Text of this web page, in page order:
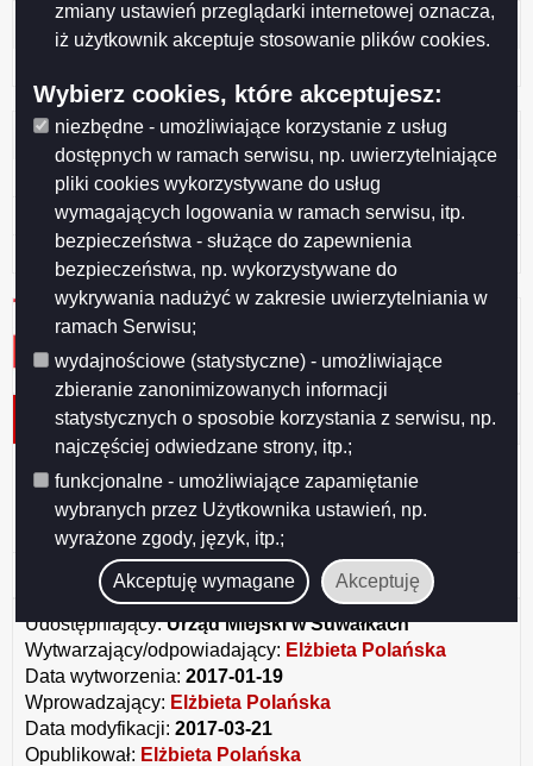
zmiany ustawień przeglądarki internetowej oznacza,
iż użytkownik akceptuje stosowanie plików cookies.
Wybierz cookies, które akceptujesz:
niezbędne - umożliwiające korzystanie z usług
dostępnych w ramach serwisu, np. uwierzytelniające
pliki cookies wykorzystywane do usług
wymagających logowania w ramach serwisu, itp.
bezpieczeństwa - służące do zapewnienia
bezpieczeństwa, np. wykorzystywane do
wykrywania nadużyć w zakresie uwierzytelniania w
ramach Serwisu;
wydajnościowe (statystyczne) - umożliwiające
zbieranie zanonimizowanych informacji
statystycznych o sposobie korzystania z serwisu, np.
najczęściej odwiedzane strony, itp.;
funkcjonalne - umożliwiające zapamiętanie
wybranych przez Użytkownika ustawień, np.
wyrażone zgody, język, itp.;
Akceptuję wymagane Akceptuję
Administracja
Otwarte dane
XML
JSON
CSV
Protokół nr 31/2017 K-FB
Data wydania
2017-01-19
Tytuł
Protokół nr 31/2017 K-FB
Protokół nr 31 styczeń2017.pdf ( 350.26 KB )
Podgląd
załącznika
nr
31
Udostępniający:Urząd Miejski w Suwałkach
Wytwarzający/odpowiadający: Elżbieta Polańska
Data wytworzenia: 2017-01-19
Wprowadzający: Elżbieta Polańska
Data modyfikacji: 2017-03-21
Opublikował: Elżbieta Polańska